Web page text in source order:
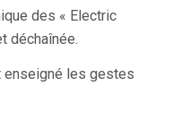
des « Electric
déchaînée.
enseigné les gestes